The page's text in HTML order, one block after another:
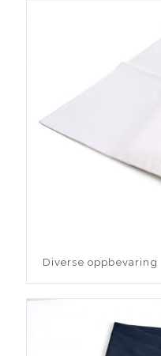
Diverse oppbevaring